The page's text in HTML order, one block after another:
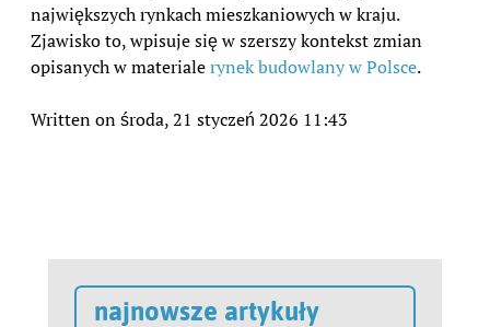
największych rynkach mieszkaniowych w kraju.
Zjawisko to, wpisuje się w szerszy kontekst zmian
opisanych w materialerynek budowlany w Polsce.
Written on środa, 21 styczeń 2026 11:43
najnowsze artykuły